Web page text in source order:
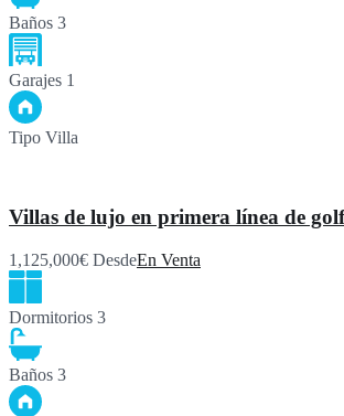
Baños 3
Garajes 1
Tipo Villa
Villas de lujo en primera línea de golf
1,125,000€ DesdeEn Venta
Dormitorios 3
Baños 3